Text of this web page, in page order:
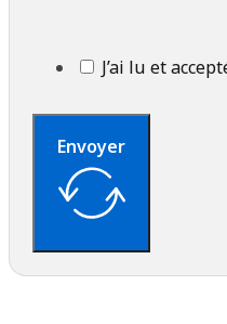
J’ai lu et
Envoyer